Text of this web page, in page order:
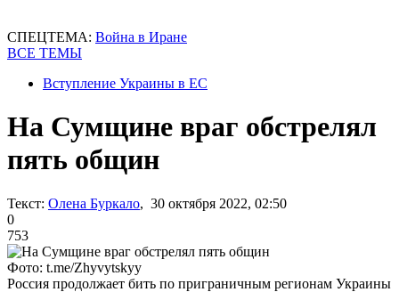
СПЕЦТЕМА: Война в Иране
ВСЕ ТЕМЫ
Вступление Украины в ЕС
На Сумщине враг обстрелял
пять общин
Текст: Олена Буркало, 30 октября 2022, 02:50
0
753
Фото: t.me/Zhyvytskyy
Россия продолжает бить по приграничным регионам Украины